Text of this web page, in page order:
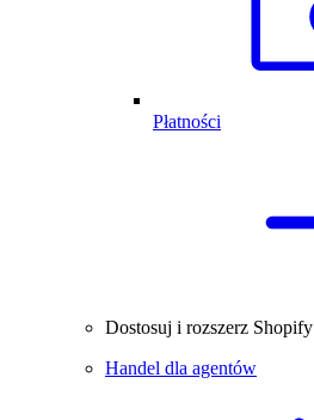
Płatności
Dostosuj i rozszerz Shopify
Handel dla agentów